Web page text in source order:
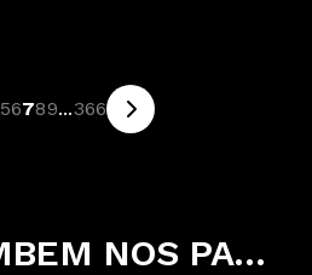
56789...366
ESCUTE TÁMBEM NOS PARCEIROS ABAIXO